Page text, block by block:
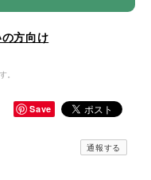
方向け
。
Save
通報する